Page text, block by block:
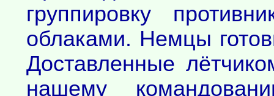
группировку
облаками. Немцы
Доставленные
нашему